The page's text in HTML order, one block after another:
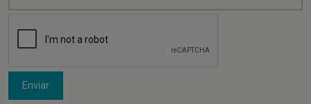
Enviar